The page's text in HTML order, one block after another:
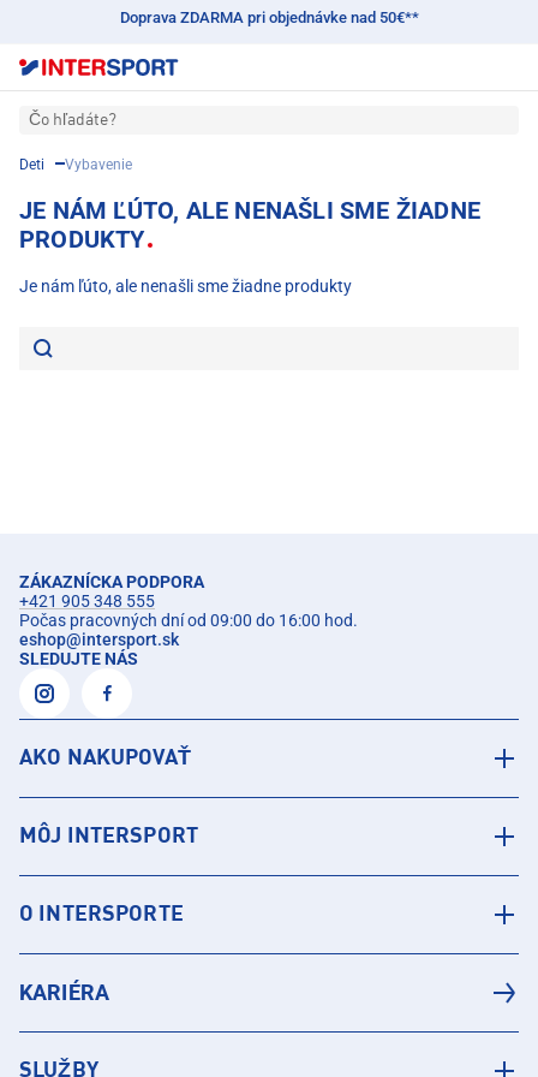
Doprava ZDARMA pri objednávke nad 50€**
Čo hľadáte?
Deti Vybavenie
JE NÁM ĽÚTO, ALE NENAŠLI SME ŽIADNE
PRODUKTY
Je nám ľúto, ale nenašli sme žiadne produkty
ZÁKAZNÍCKA PODPORA
+421 905 348 555
Počas pracovných dní od 09:00 do 16:00 hod.
eshop@intersport.sk
SLEDUJTE NÁS
AKO NAKUPOVAŤ
MÔJ INTERSPORT
O INTERSPORTE
KARIÉRA
SLUŽBY